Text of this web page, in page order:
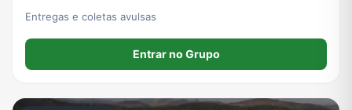
Entregas e coletas avulsas
Entrar no Grupo